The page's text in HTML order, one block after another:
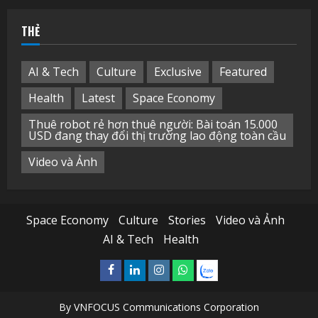
THẺ
AI & Tech Culture Exclusive
Featured
Health
Latest
Space Economy
Thuê robot rẻ hơn thuê người: Bài toán 15.000
USD đang thay đổi thị trường lao động toàn cầu
Video và Ảnh
Space Economy Culture Stories
Video và Ảnh
AI & Tech
Health
Facebook
LinkedinInstagram
What’sapp
Zalo